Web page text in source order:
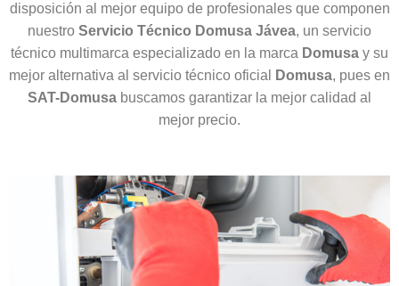
disposición al mejor equipo de profesionales que componen
nuestro Servicio Técnico Domusa Jávea, un servicio
técnico multimarca especializado en la marca Domusa y su
mejor alternativa al servicio técnico oficial
Domusa, pues en
SAT-Domusa buscamos garantizar la mejor calidad al
mejor precio.